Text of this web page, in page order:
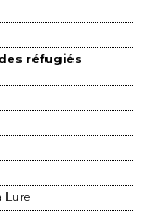
réfugiés
Lure